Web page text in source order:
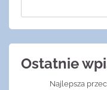
Ostatnie
Najlepsza